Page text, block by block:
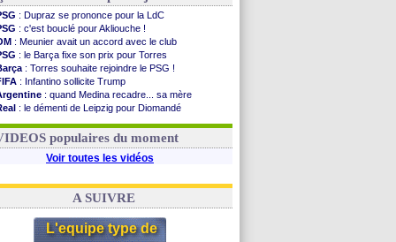
: Dupraz se prononce pour la LdC
: c'est bouclé pour Akliouche !
: Meunier avait un accord avec le club
: le Barça fixe son prix pour Torres
: Torres souhaite rejoindre le PSG !
: Infantino sollicite Trump
: quand Medina recadre... sa mère
: le démenti de Leipzig pour Diomandé
: le conseiller d'Infantino démissionne !
populaires du moment
Voir toutes les vidéos
A SUIVRE
L'equipe type de